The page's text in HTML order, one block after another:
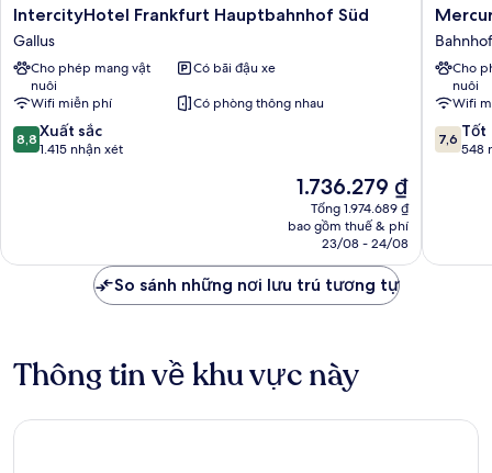
IntercityHotel
Frankfurt
Hauptbahnhof
Süd
Gallus
IntercityHotel Frankfurt Hauptbahnhof Süd
Gallus
Cho phép mang vật
nuôi
Có bãi đậu xe
Wifi miễn phí
Có phòng thông nhau
8.8
trên
xét
8,8 Xuất sắc
1.415 nhận xét
Giá
hiện
tại
1.736.279 ₫
1.736.279 ₫
Tổng 1.974.689 ₫
bao gồm thuế & phí
23/08 - 24/08
Mercure
Hotel
City
Messe
Cho
nuôi
Wifi
7.6
trên
7,6 Tốt
548
So sánh những nơi lưu trú tương tự
Thông tin về khu vực này